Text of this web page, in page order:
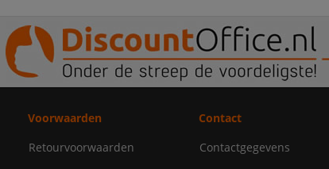
Voorwaarden
Retourvoorwaarden
Contact
Contactgegevens